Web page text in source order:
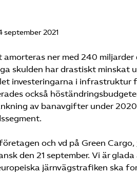
september 2021
ner med 240 miljarder
skulden har drastiskt minskat
investeringarna i
också
av banavgifter under
och vd på Green Cargo,
den 21 september. Vi är
järnvägstrafiken ska